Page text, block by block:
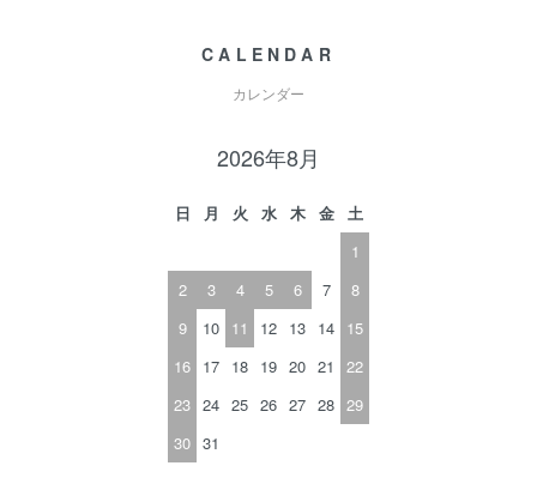
CALENDAR
カレンダー
2026年8月
日 月 火 水 木 金
土
1
2
3 4 5 6 7
8
9
10 11 12 13 14 15
16 17 18 19 20 21
22
23 24 25 26 27 28 29
30 31